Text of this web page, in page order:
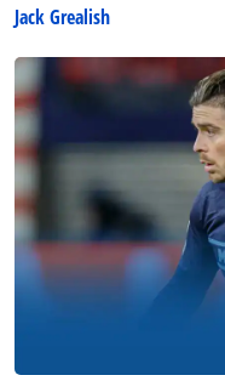
Jack Grealish